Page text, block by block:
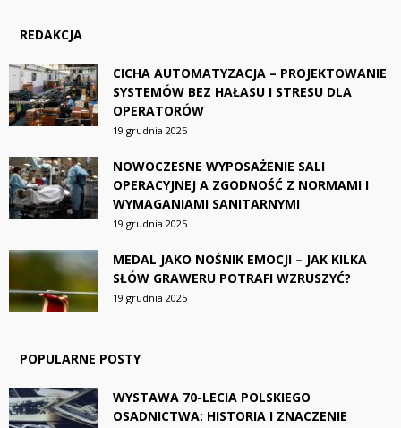
REDAKCJA
CICHA AUTOMATYZACJA – PROJEKTOWANIE
SYSTEMÓW BEZ HAŁASU I STRESU DLA
OPERATORÓW
19 grudnia 2025
NOWOCZESNE WYPOSAŻENIE SALI
OPERACYJNEJ A ZGODNOŚĆ Z NORMAMI I
WYMAGANIAMI SANITARNYMI
19 grudnia 2025
MEDAL JAKO NOŚNIK EMOCJI – JAK KILKA
SŁÓW GRAWERU POTRAFI WZRUSZYĆ?
19 grudnia 2025
POPULARNE POSTY
WYSTAWA 70-LECIA POLSKIEGO
OSADNICTWA: HISTORIA I ZNACZENIE